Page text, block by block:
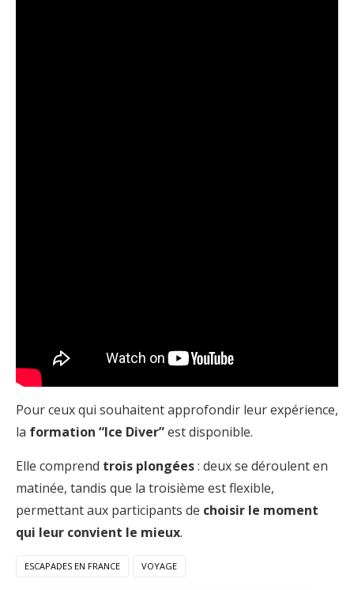
Pour ceux qui souhaitent approfondir leur expérience,
la formation “Ice Diver”est disponible.
Elle comprend trois plongées: deux se déroulent en
matinée, tandis que la troisième est flexible,
permettant aux participants de choisir le moment
qui leur convient le mieux.
ESCAPADES EN FRANCE VOYAGE